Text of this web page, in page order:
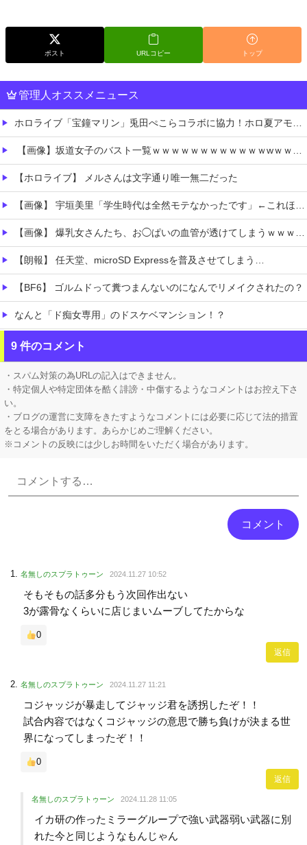
ポスト URLコピー トップ
管理人オススメニュース
ホロライブ「宝鐘マリン」兎田ぺこらコラボに協力！ホロ夏アモアスにレイドして野うさぎ喜ぶ！1時間で切り上げた飲酒配信の気になる続きは「メン限」
【画像】坂道女子のバスト一覧ｗｗｗｗｗｗｗｗｗｗｗｗwｗｗｗｗ
【ホロライブ】 メルさんは文字通り唯一無二だった
【画像】 宇垣美里「学生時代は全然モテなかったです」←これほんまかぁ？w w w w w w w w
【画像】 爆乳女さんたち、お◯ぱいの血管が透けてしまうｗｗｗwｗｗｗｗｗｗｗｗ
【朗報】 任天堂、microSD Expressを普及させてしまう…
【BF6】 ゴルムドって糞つまんないのになんでリメイクされたの？
なんと「ド痴女専用」のドスケベマンション！？
フロム「ナイトレインチーム解散してターニッシュエディション完成させました」←これｗｗｗｗ
なんで出さないのか不思議なドラクエのスピンオフってなんかある？
9 件のコメント
・スパム対策の為URLの記入はできません。
・特定個人や特定団体を酷く誹謗・中傷するようなコメントはお控え下さ
い。
・ブログの運営に支障をきたすようなコメントには必要に応じて法的措置
をとる場合があります。あらかじめご理解ください。
※コメントの反映には少しお時間をいただく場合があります。
名無しのスプラトゥーン 2024.11.27 10:52
そもそもの話多分もう次回作出ない
3が露骨なくらいに店じまいムーブしてたからな
0
返信
名無しのスプラトゥーン 2024.11.27 11:21
コジャッジが暴走してジャッジ君を誘拐したぞ！！
試合内容ではなくコジャッジの意思で勝ち負けが決まる世
界になってしまったぞ！！
0
返信
名無しのスプラトゥーン 2024.11.28 11:05
イカ研の作ったミラーグループで強い武器弱い武器に別
れた今と同じようなもんじゃん